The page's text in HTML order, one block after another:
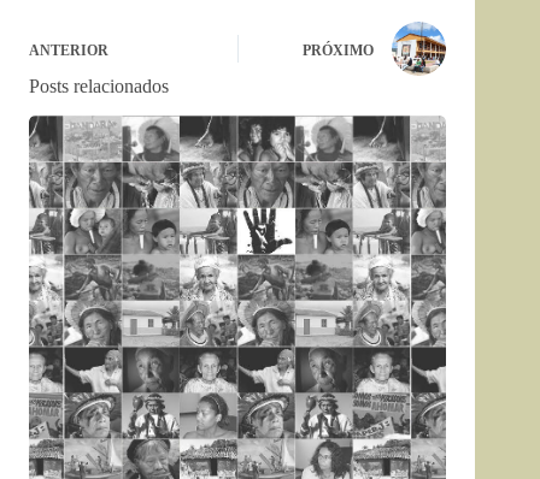
ANTERIOR PRÓXIMO
Posts relacionados